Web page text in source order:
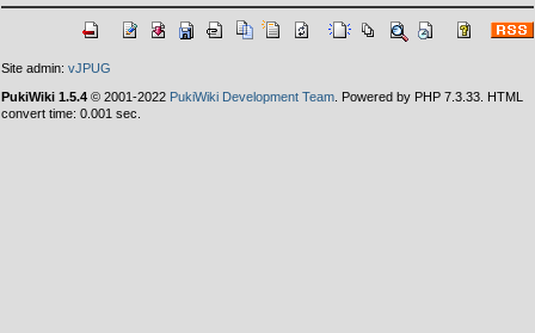
Site admin: vJPUG
PukiWiki 1.5.4 © 2001-2022 PukiWiki Development Team . Powered by PHP 7.3.33. HTML
convert time: 0.001 sec.